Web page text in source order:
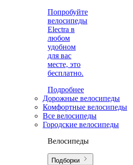
Попробуйте
велосипеды
Electra в
любом
удобном
для вас
месте, это
бесплатно.
Подробнее
Дорожные велосипеды
Комфортные велосипеды
Все велосипеды
Городские велосипеды
Велосипеды
Подборки